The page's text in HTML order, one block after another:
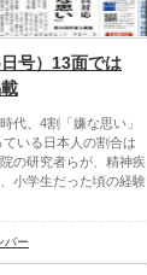
号）13面では
代、4割「嫌な思い」
いる日本人の割合は
の研究者らが、精神疾
小学生だった頃の経験
バー